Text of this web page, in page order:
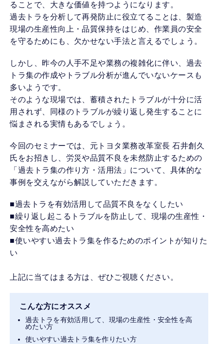
ることで、大きな価値を持つようになります。
過去トラを分析して再発防止に役立てることは、製造
現場の生産性向上・品質保持をはじめ、作業員の安全
を守るためにも、欠かせない手法と言えるでしょう。
しかし、昨今の人手不足や業務の複雑化に伴い、過去
トラ集の作成やトラブル分析が進んでいないケースも
多いようです。
そのような現場では、蓄積されたトラブルが十分に活
用されず、同様のトラブルが繰り返し発生することに
悩まされる実情もあるでしょう。
今回のセミナーでは、元トヨタ業務改革室長 石井創久
氏をお招きし、労災や品質不良を未然防止するための
「過去トラ集の作り方・活用法」について、具体的な
事例を交えながら解説していただきます。
■過去トラを有効活用して品質不良をなくしたい
■繰り返し起こるトラブルを防止して、現場の生産性・
安全性を高めたい
■使いやすい過去トラ集を作るためのポイントが知りた
い
上記に当てはまる方は、ぜひご視聴ください。
こんな方にオススメ
過去トラを有効活用して、現場の生産性・安全性を高
めたい方
使いやすい過去トラ集を作りたい方